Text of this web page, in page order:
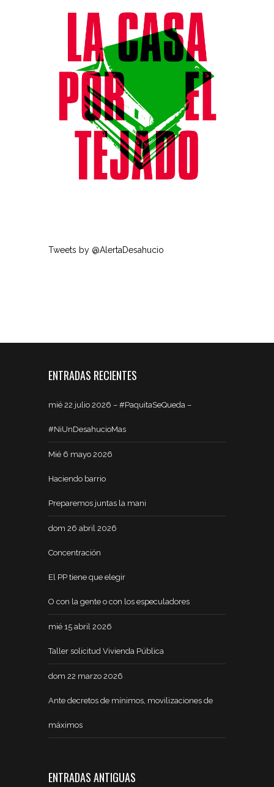
Tweets by @AlertaDesahucio
ENTRADAS RECIENTES
mié 22 julio 2026 – #PaquitaSeQueda –
#NiUnDesahucioMas
Mié 6 mayo 2026
Haciendo barrio
Preparemos juntas la mani
dom 26 abril 2026
Concentración
El PP tiene que elegir
O con la gente o con los especuladores
mié 15 abril 2026
Taller solicitud Vivienda Pública
dom 22 marzo 2026
Ante decretos de mínimos, movilizaciones de
máximos
ENTRADAS ANTIGUAS